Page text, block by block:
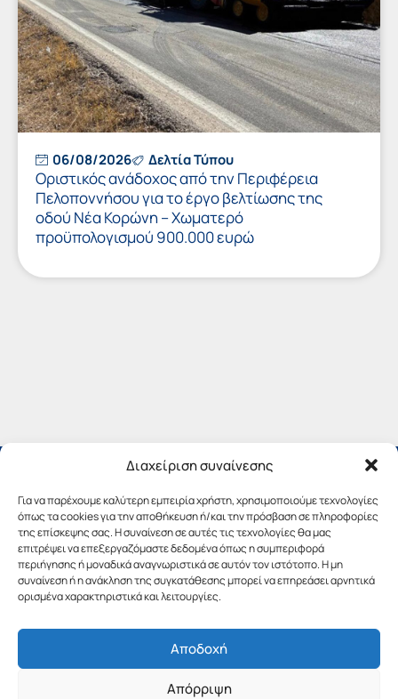
Διαχείριση συναίνεσης
Για να παρέχουμε καλύτερη εμπειρία χρήστη, χρησιμοποιούμε τεχνολογίες
όπως τα cookies για την αποθήκευση ή/και την πρόσβαση σε πληροφορίες
της επίσκεψης σας. Η συναίνεση σε αυτές τις τεχνολογίες θα μας
επιτρέψει να επεξεργαζόμαστε δεδομένα όπως η συμπεριφορά
περιήγησης ή μοναδικά αναγνωριστικά σε αυτόν τον ιστότοπο. Η μη
συναίνεση ή η ανάκληση της συγκατάθεσης μπορεί να επηρεάσει αρνητικά
ορισμένα χαρακτηριστικά και λειτουργίες.
Αποδοχή
Απόρριψη
06/08/2026 Δελτία Τύπου
Οριστικός ανάδοχος από την Περιφέρεια
Πελοποννήσου για το έργο βελτίωσης της
οδού Νέα Κορώνη – Χωματερό
προϋπολογισμού 900.000 ευρώ
Copyright © 2019 Περιφέρεια Πελοποννήσου.
Σχεδιασμός & Υλοποίηση από την